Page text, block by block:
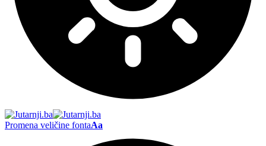
Promena veličine fontaAa